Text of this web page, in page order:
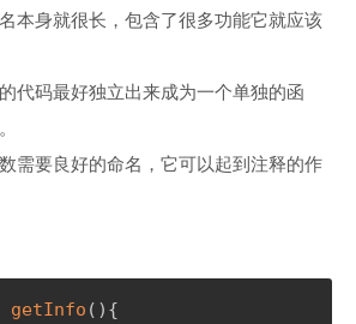
本身就很长，包含了很多功能它就应该
代码最好独立出来成为一个单独的函
需要良好的命名，它可以起到注释的作
getInfo ( ) {